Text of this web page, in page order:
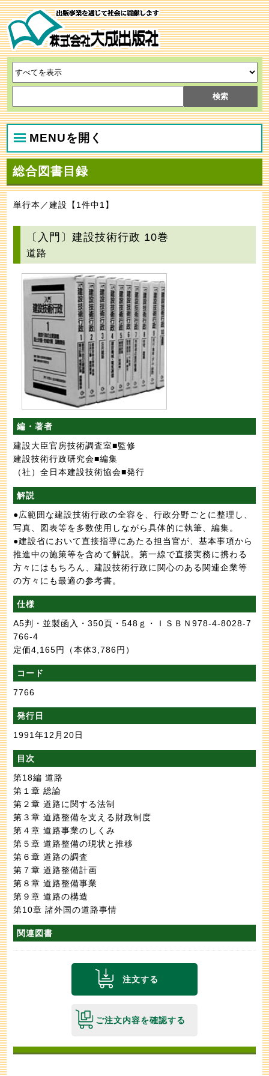
MENUを開く
総合図書目録
単行本／建設【1件中1】
〔入門〕建設技術行政 10巻
道路
編・著者
建設大臣官房技術調査室■監修
建設技術行政研究会■編集
（社）全日本建設技術協会■発行
解説
●広範囲な建設技術行政の全容を、行政分野ごとに整理し、
写真、図表等を多数使用しながら具体的に執筆、編集。
●建設省において直接指導にあたる担当官が、基本事項から
推進中の施策等を含めて解説。第一線で直接実務に携わる
方々にはもちろん、建設技術行政に関心のある関連企業等
の方々にも最適の参考書。
仕様
A5判・並製函入・350頁・548ｇ・ＩＳＢＮ978-4-8028-7
766-4
定価4,165円
（本体3,786円）
コード
7766
発行日
1991年12月20日
目次
第18編 道路
第１章 総論
第２章 道路に関する法制
第３章 道路整備を支える財政制度
第４章 道路事業のしくみ
第５章 道路整備の現状と推移
第６章 道路の調査
第７章 道路整備計画
第８章 道路整備事業
第９章 道路の構造
第10章 諸外国の道路事情
関連図書
注文する
ご注文内容を確認する